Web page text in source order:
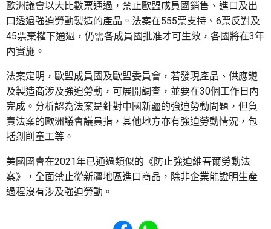
歐洲議會以大比數票通過，禁止歐盟成員國銷售、進口及出
口透過強迫勞動製造的產品。法案在555票支持、6票反對及
45票棄權下通過，仍需各成員國批准才可生效，各國將在3年
內實施。
法案定明，歐盟成員國及歐盟委員會，若發現產品、供應鏈
及製造商涉及強迫勞動，可展開調查，並要在30個工作日內
完成。分析認為法案是針對中國新疆的強迫勞動問題，但負
責法案的歐洲議會議員指，其他地方亦有強迫勞動情況，包
括剝削童工等。
美國國會在2021年已通過類似的《防止強迫維吾爾勞動法
案》，全面禁止從新疆地區進口商品，除非企業能證明生產
過程沒有涉及強迫勞動。
Share to Facebook
Share to WhatsApp